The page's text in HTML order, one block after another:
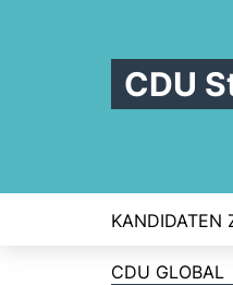
CDU
KANDIDATEN
CDU GLOBAL